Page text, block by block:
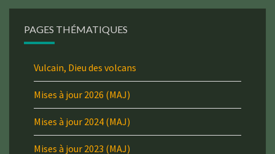
PAGES THÉMATIQUES
Vulcain, Dieu des volcans
Mises à jour 2026 (MAJ)
Mises à jour 2024 (MAJ)
Mises à jour 2023 (MAJ)